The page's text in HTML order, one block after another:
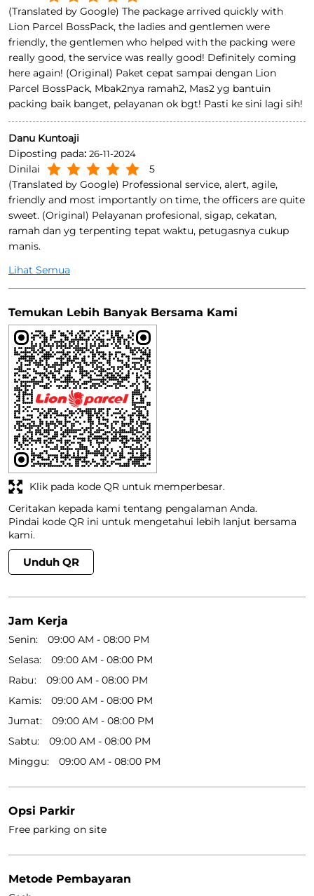
(Translated by Google) The package arrived quickly with
Lion Parcel BossPack, the ladies and gentlemen were
friendly, the gentlemen who helped with the packing were
really good, the service was really good! Definitely coming
here again! (Original) Paket cepat sampai dengan Lion
Parcel BossPack, Mbak2nya ramah2, Mas2 yg bantuin
packing baik banget, pelayanan ok bgt! Pasti ke sini lagi sih!
Danu Kuntoaji
Diposting pada: 26-11-2024
Dinilai
5
(Translated by Google) Professional service, alert, agile,
friendly and most importantly on time, the officers are quite
sweet. (Original) Pelayanan profesional, sigap, cekatan,
ramah dan yg terpenting tepat waktu, petugasnya cukup
manis.
Lihat Semua
Temukan Lebih Banyak Bersama Kami
Ceritakan kepada kami tentang pengalaman Anda.
Pindai kode QR ini untuk mengetahui lebih lanjut bersama
kami.
Unduh QR
Klik pada kode QR untuk memperbesar.
Jam Kerja
Senin
09:00 AM - 08:00 PM
Selasa
09:00 AM - 08:00 PM
Rabu
09:00 AM - 08:00 PM
Kamis
09:00 AM - 08:00 PM
Jumat
09:00 AM - 08:00 PM
Sabtu
09:00 AM - 08:00 PM
Minggu
09:00 AM - 08:00 PM
Opsi Parkir
Free parking on site
Metode Pembayaran